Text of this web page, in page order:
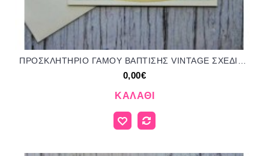
ΠΡΟΣΚΛΗΤΗΡΙΟ ΓΑΜΟΥ ΒΑΠΤΙΣΗΣ VINTAGE ΣΧΕΔΙΟ ΤΡ-3154
0,00€
ΚΑΛΆΘΙ